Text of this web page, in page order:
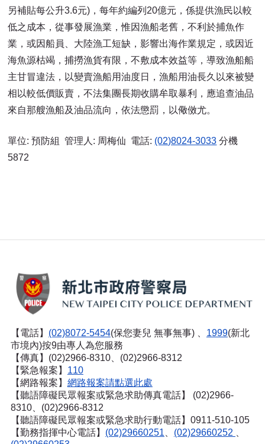
另補貼每公升3.6元)，每年約編列20億元，係提供漁民以較
低之成本，從事發展漁業，惟因漁船老舊，不利於捕魚作
業，或因船員、大陸漁工短缺，影響出海作業規定，或因近
海魚源枯竭，捕撈漁貨有限，不敷成本效益等，導致漁船船
主甘冒違法，以變賣漁船用油度日，漁船用油長久以來被變
相以較低價販賣，不法集團長期收購牟取暴利，應追查油品
來自那艘漁船及油品流向，依法懲罰，以儆傚尤。
單位: 預防組 管理人: 周梅仙 電話: (02)8024-3033 分機
5872
【電話】 (02)8072-5454(保您妻兒 無事無事) 、 1999(新北
市境內)按9由專人為您服務
【傳真】(02)2966-8310、(02)2966-8312
【緊急報案】 110
【網路報案】 網路報案請點選此處
【聽語障礙民眾報案或緊急求助傳真電話】
(02)2966-
8310、(02)2966-8312
【聽語障礙民眾報案或緊急求助行動電話】0911-510-105
【勤務指揮中心電話】 (02)29660251 (02)29660252